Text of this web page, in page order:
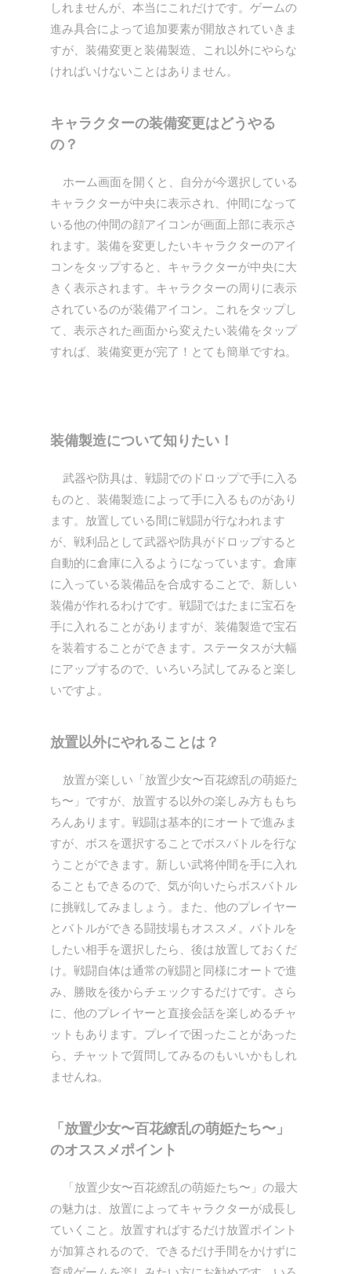
しれませんが、本当にこれだけです。ゲームの
進み具合によって追加要素が開放されていきま
すが、装備変更と装備製造、これ以外にやらな
ければいけないことはありません。
キャラクターの装備変更はどうやる
の？
ホーム画面を開くと、自分が今選択している
キャラクターが中央に表示され、仲間になって
いる他の仲間の顔アイコンが画面上部に表示さ
れます。装備を変更したいキャラクターのアイ
コンをタップすると、キャラクターが中央に大
きく表示されます。キャラクターの周りに表示
されているのが装備アイコン。これをタップし
て、表示された画面から変えたい装備をタップ
すれば、装備変更が完了！とても簡単ですね。
装備製造について知りたい！
武器や防具は、戦闘でのドロップで手に入る
ものと、装備製造によって手に入るものがあり
ます。放置している間に戦闘が行なわれます
が、戦利品として武器や防具がドロップすると
自動的に倉庫に入るようになっています。倉庫
に入っている装備品を合成することで、新しい
装備が作れるわけです。戦闘ではたまに宝石を
手に入れることがありますが、装備製造で宝石
を装着することができます。ステータスが大幅
にアップするので、いろいろ試してみると楽し
いですよ。
放置以外にやれることは？
放置が楽しい「放置少女〜百花繚乱の萌姫た
ち〜」ですが、放置する以外の楽しみ方ももち
ろんあります。戦闘は基本的にオートで進みま
すが、ボスを選択することでボスバトルを行な
うことができます。新しい武将仲間を手に入れ
ることもできるので、気が向いたらボスバトル
に挑戦してみましょう。また、他のプレイヤー
とバトルができる闘技場もオススメ。バトルを
したい相手を選択したら、後は放置しておくだ
け。戦闘自体は通常の戦闘と同様にオートで進
み、勝敗を後からチェックするだけです。さら
に、他のプレイヤーと直接会話を楽しめるチャ
ットもあります。プレイで困ったことがあった
ら、チャットで質問してみるのもいいかもしれ
ませんね。
「放置少女〜百花繚乱の萌姫たち〜」
のオススメポイント
「放置少女〜百花繚乱の萌姫たち〜」の最大
の魅力は、放置によってキャラクターが成長し
ていくこと。放置すればするだけ放置ポイント
が加算されるので、できるだけ手間をかけずに